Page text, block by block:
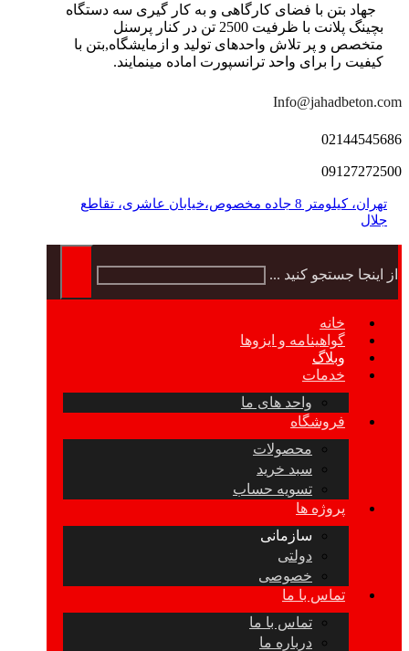
جهاد بتن با فضای کارگاهی و به کار گیری سه دستگاه
بچینگ پلانت با ظرفیت 2500 تن در کنار پرسنل
متخصص و پر تلاش واحدهای تولید و ازمایشگاه,بتن با
کیفیت را برای واحد ترانسپورت اماده مینمایند.
Info@jahadbeton.com
02144545686
09127272500
تهران، کیلومتر 8 جاده مخصوص،خیابان عاشری، تقاطع
جلال
از اینجا جستجو کنید ...
خانه
گواهینامه و ایزوها
وبلاگ
خدمات
واحد های ما
فروشگاه
محصولات
سبد خرید
تسویه حساب
پروژه ها
سازمانی
دولتی
خصوصی
تماس با ما
تماس با ما
درباره ما